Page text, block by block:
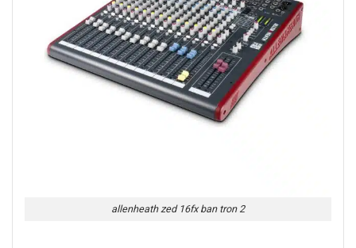
allenheath zed 16fx ban tron 2